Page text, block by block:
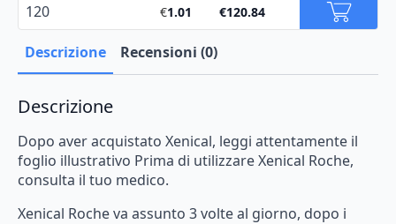
120 €1.01 €120.84
Descrizione Recensioni (0)
Descrizione
Dopo averacquistato Xenical, leggi attentamente il
foglio illustrativo Prima di utilizzareXenical Roche,
consulta il tuo medico.
Xenical Rocheva assunto 3volteal giorno, dopo i